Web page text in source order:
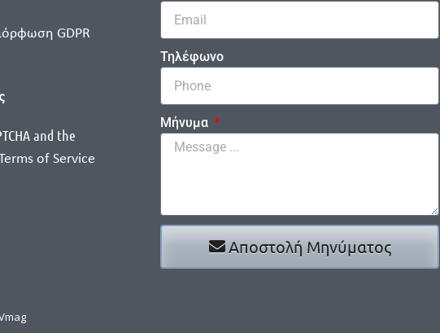
GDPR
and the
of Service
Τηλέφωνο
Μήνυμα
Αποστολή Μηνύματος